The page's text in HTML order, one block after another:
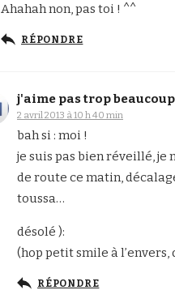
Ahahah non, pas toi ! ^^
RÉPONDRE
j'aime pas trop
2 avril 2013 à 10 h 40 min
bah si : moi !
je suis pas bien réveillé, je
de route ce matin,
toussa…
désolé ):
(hop petit smile à l’envers,
RÉPONDRE